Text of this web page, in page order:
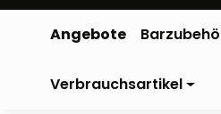
Angebote
Verbrauchsartikel